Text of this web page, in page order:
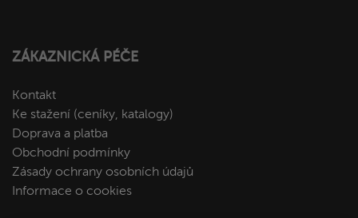
ZÁKAZNICKÁ PÉČE
Kontakt
Ke stažení (ceníky, katalogy)
Doprava a platba
Obchodní podmínky
Zásady ochrany osobních údajů
Informace o cookies